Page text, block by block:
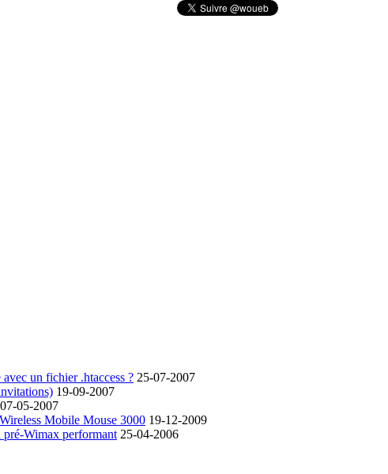
un fichier .htaccess ? 25-07-2007
19-09-2007
07-05-2007
Mobile Mouse 3000 19-12-2009
pré-Wimax performant 25-04-2006